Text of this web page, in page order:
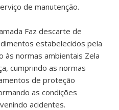
de manutenção.
Faz descarte de
estabelecidos pela
às normas ambientais Zela
cumprindo as normas
de proteção
as condições
acidentes.